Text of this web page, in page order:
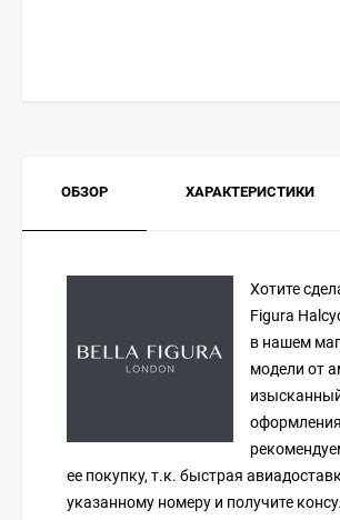
ОБЗОР ХАРАКТЕРИСТИКИ
Хотите
Figura
в нашем
модели от
ее покупку, т.к. быстрая
указанному номеру и получите